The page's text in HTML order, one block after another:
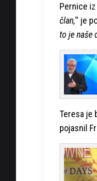
Pernice
član,'' je
to je naše
Teresa je
pojasnil